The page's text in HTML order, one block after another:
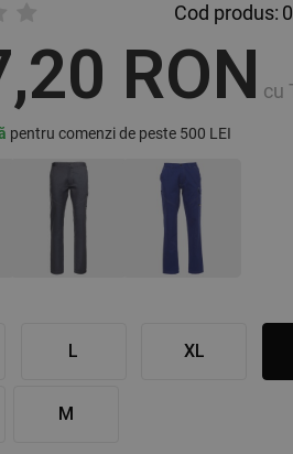
Cod produs:
RON cu
pentru comenzi de peste 500 LEI
L XL
M